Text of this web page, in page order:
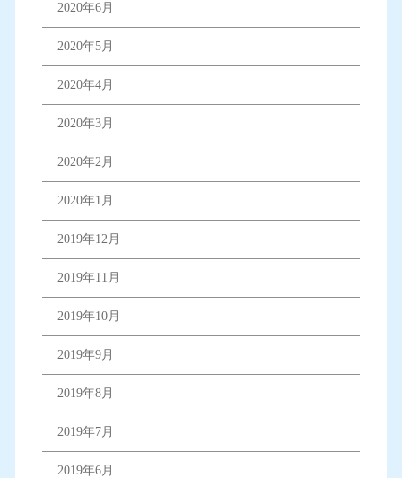
2020年6月
2020年5月
2020年4月
2020年3月
2020年2月
2020年1月
2019年12月
2019年11月
2019年10月
2019年9月
2019年8月
2019年7月
2019年6月